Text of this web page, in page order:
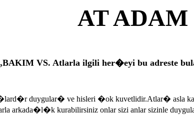
AT ADAM
VS. Atlarla ilgili her�eyi bu adreste
duygular� ve hisleri �ok kuvetlidir.Atlar� asla
arkada�l�k kurabilirsiniz onlar sizi anlar sizinle